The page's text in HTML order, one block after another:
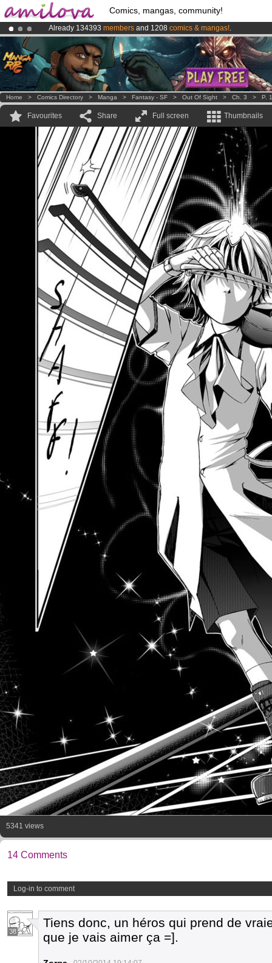
Comics, mangas, community!
Already 134393 members and 1208 comics & mangas!.
Premium membership from3.95 eurosper month !Get membership
AmilovaKickstarter is now LIVE!.
Home > Comics Directory > Manga > Fantasy - SF > Out Of Sight > Ch. 3 > P.
Favourites Share Full screen Thumbnails
5341 views
14 Comments
Log-in to comment
38
Tiens donc, un héros qui prend de
que je vais aimer ça =].